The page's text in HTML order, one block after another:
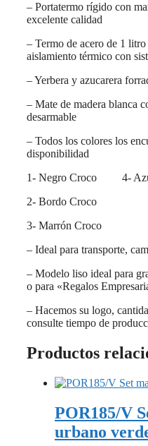
– Portatermo rígido con
excelente calidad
– Termo de acero de 1
aislamiento térmico con
– Yerbera y azucarera
– Mate de madera blanca
desarmable
– Todos los colores los
disponibilidad
1- Negro Croco 4-
2- Bordo Croco
3- Marrón Croco
– Ideal para transporte,
– Modelo liso ideal para
o para «Regalos
– Hacemos su logo,
consulte tiempo de
Productos
POR185/V
urbano